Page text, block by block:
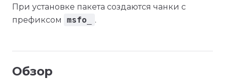
При установке пакета создаются чанки с
префиксом
msfo_ .
Обзор